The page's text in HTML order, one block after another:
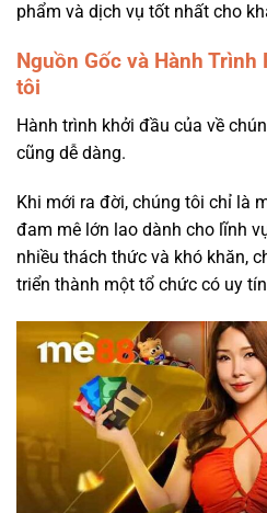
phẩm và dịch vụ tốt nhất cho
Nguồn Gốc và Hành Trình
tôi
Hành trình khởi đầu của về
cũng dễ dàng.
Khi mới ra đời, chúng tôi chỉ là
đam mê lớn lao dành cho lĩnh
nhiều thách thức và khó khăn,
triển thành một tổ chức có uy